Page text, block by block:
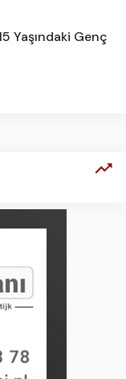
Yaşındaki Genç